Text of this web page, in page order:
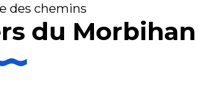
des chemins
du Morbihan